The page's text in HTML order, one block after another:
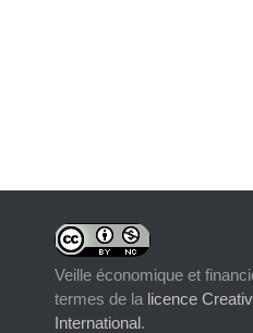
Veille économique et
termes de la licence
International.